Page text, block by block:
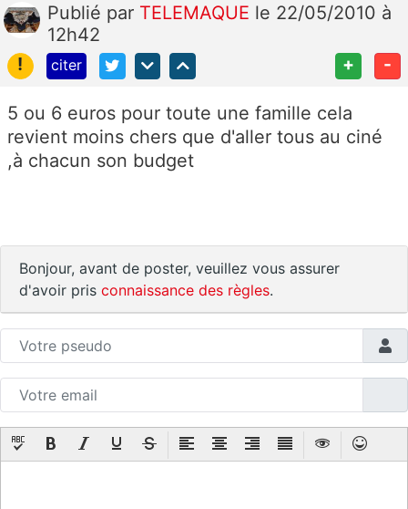
Publié par TELEMAQUE le 22/05/2010 à
12h42
!
citer + -
5 ou 6 euros pour toute une famille cela
revient moins chers que d'aller tous au ciné
,à chacun son budget
Bonjour, avant de poster, veuillez vous assurer
d'avoir pris connaissance des règles.